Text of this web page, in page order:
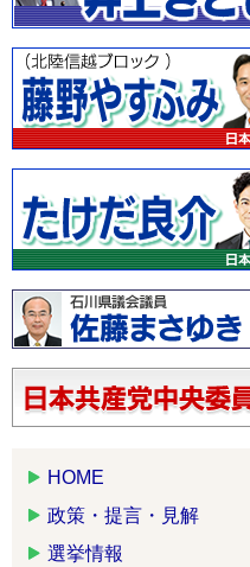
HOME
政策・提言・見解
選挙情報